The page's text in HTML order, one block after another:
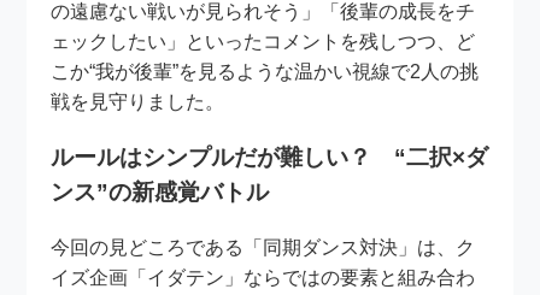
の遠慮ない戦いが見られそう」「後輩の成長をチ
ェックしたい」といったコメントを残しつつ、ど
こか“我が後輩”を見るような温かい視線で2人の挑
戦を見守りました。
ルールはシンプルだが難しい？ “二択×ダ
ンス”の新感覚バトル
今回の見どころである「同期ダンス対決」は、ク
イズ企画「イダテン」ならではの要素と組み合わ